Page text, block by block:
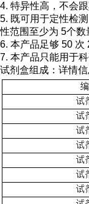
4. 特异性高，不会
5. 既可用于定性检
性范围至少为 5个数
6. 本产品足够 50 次
7. 本产品只能用于科
试剂盒组成：详情